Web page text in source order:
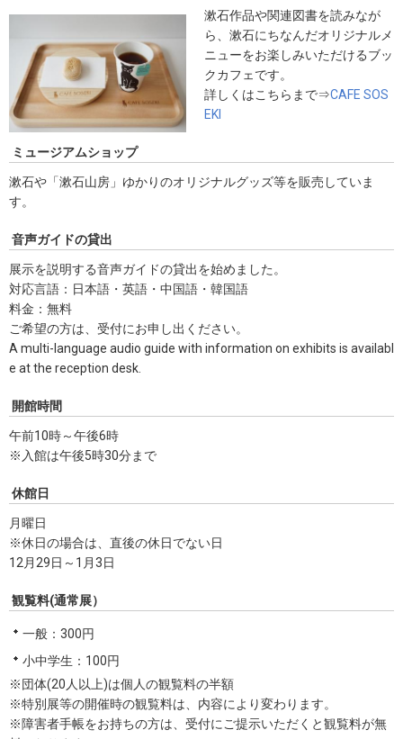
漱石作品や関連図書を読みなが
ら、漱石にちなんだオリジナルメ
ニューをお楽しみいただけるブッ
クカフェです。
詳しくはこちらまで⇒CAFE SOS
EKI
ミュージアムショップ
漱石や「漱石山房」ゆかりのオリジナルグッズ等を販売していま
す。
音声ガイドの貸出
展示を説明する音声ガイドの貸出を始めました。
対応言語：日本語・英語・中国語・韓国語
料金：無料
ご希望の方は、受付にお申し出ください。
A multi-language audio guide with information on exhibits is availabl
e at the reception desk.
開館時間
午前10時～午後6時
※入館は午後5時30分まで
休館日
月曜日
※休日の場合は、直後の休日でない日
12月29日～1月3日
観覧料(通常展）
一般：300円
小中学生：100円
※団体(20人以上)は個人の観覧料の半額
※特別展等の開催時の観覧料は、内容により変わります。
※障害者手帳をお持ちの方は、受付にご提示いただくと観覧料が無